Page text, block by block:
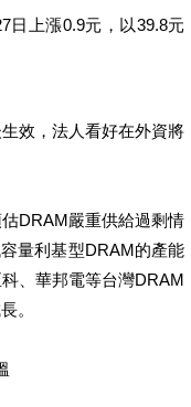
日上漲0.9元，以39.8元
效，法人看好在外資將
DRAM嚴重供給過剩情
量利基型DRAM的產能
、華邦電等台灣DRAM
。